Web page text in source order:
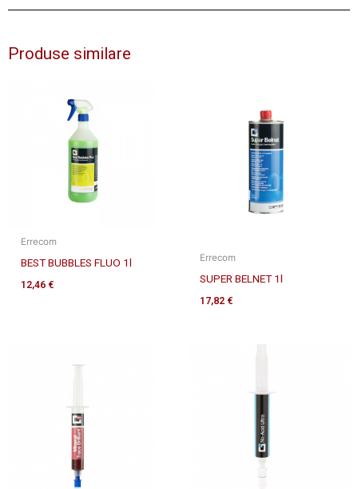
Produse similare
Errecom
BEST BUBBLES FLUO 1l
12,46 €
Errecom
SUPER BELNET 1l
17,82 €